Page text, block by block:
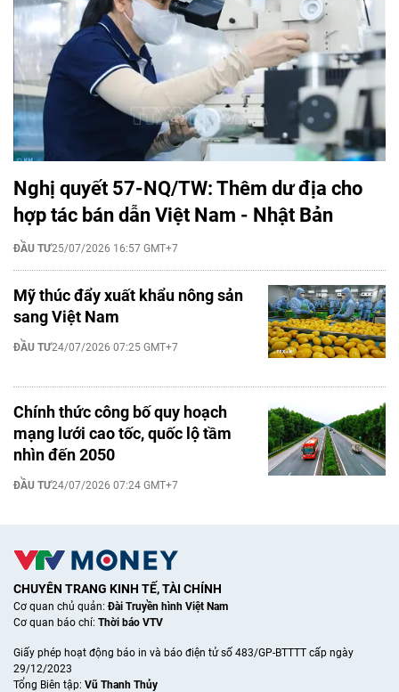
Nghị quyết 57-NQ/TW: Thêm dư địa cho
hợp tác bán dẫn Việt Nam - Nhật Bản
ĐẦU TƯ25/07/2026 16:57 GMT+7
Mỹ thúc đẩy xuất khẩu nông sản
sang Việt Nam
ĐẦU TƯ24/07/2026 07:25 GMT+7
Chính thức công bố quy hoạch
mạng lưới cao tốc, quốc lộ tầm
nhìn đến 2050
ĐẦU TƯ24/07/2026 07:24 GMT+7
CHUYÊN TRANG KINH TẾ, TÀI CHÍNH
Cơ quan chủ quản:Đài Truyền hình Việt Nam
Cơ quan báo chí: Thời báo VTV
Giấy phép hoạt động báo in và báo điện tử số 483/GP-BTTTT cấp ngày
29/12/2023
Tổng Biên tập: Vũ Thanh Thủy